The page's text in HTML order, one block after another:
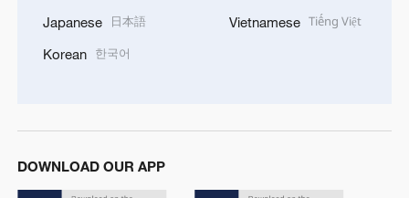
Japanese 日本語
Korean 한국어
Vietnamese Tiếng Việt
DOWNLOAD OUR APP